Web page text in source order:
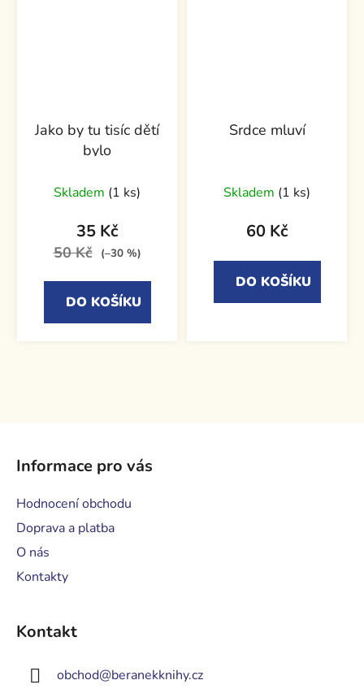
Jako by tu tisíc dětí
bylo
Skladem (1 ks)
35 Kč
50 Kč (–30 %)
DO KOŠÍKU
Srdce mluví
Skladem (1 ks)
60 Kč
DO KOŠÍKU
Informace pro vás
Hodnocení obchodu
Doprava a platba
O nás
Kontakty
Kontakt
obchod@beranekknihy.cz